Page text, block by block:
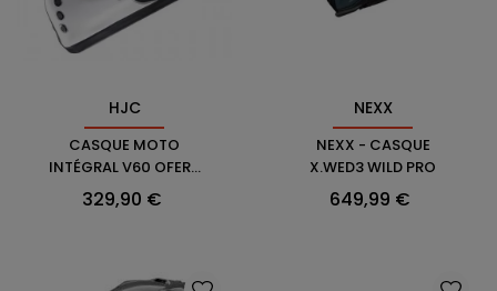
HJC
CASQUE MOTO
INTÉGRAL V60 OFERA
- HJC
Prix
329,90 €
NEXX
NEXX - CASQUE
X.WED3 WILD PRO
Prix
649,99 €